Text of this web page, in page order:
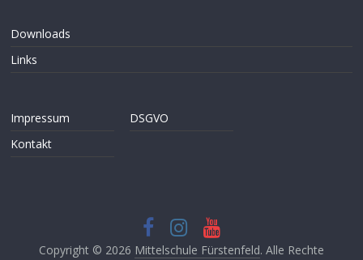
Downloads
Links
Impressum
Kontakt
DSGVO
Copyright © 2026 Mittelschule Fürstenfeld. Alle Rechte